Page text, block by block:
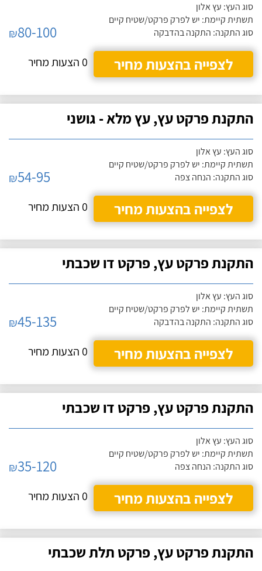
סוג העץ: עץ אלון
תשתית קיימת: יש לפרק פרקט/שטיח קיים
סוג התקנה: התקנה בהדבקה
₪80-100
לצפייה בהצעות מחיר
0 הצעות מחיר
התקנת פרקט עץ, עץ מלא - גושני
סוג העץ: עץ אלון
תשתית קיימת: יש לפרק פרקט/שטיח קיים
סוג התקנה: הנחה צפה
₪54-95
לצפייה בהצעות מחיר
0 הצעות מחיר
התקנת פרקט עץ, פרקט דו שכבתי
סוג העץ: עץ אלון
תשתית קיימת: יש לפרק פרקט/שטיח קיים
סוג התקנה: התקנה בהדבקה
₪45-135
לצפייה בהצעות מחיר
0 הצעות מחיר
התקנת פרקט עץ, פרקט דו שכבתי
סוג העץ: עץ אלון
תשתית קיימת: יש לפרק פרקט/שטיח קיים
סוג התקנה: הנחה צפה
₪35-120
לצפייה בהצעות מחיר
0 הצעות מחיר
התקנת פרקט עץ, פרקט תלת שכבתי